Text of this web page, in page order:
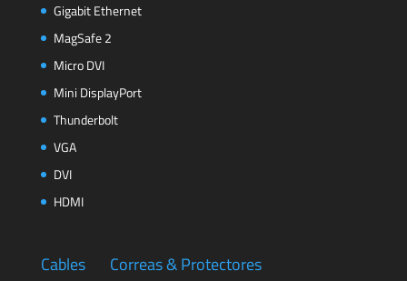
Gigabit Ethernet
MagSafe 2
Micro DVI
Mini DisplayPort
Thunderbolt
VGA
DVI
HDMI
Cables Correas & Protectores